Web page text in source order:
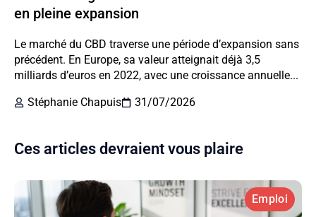
en pleine expansion
Le marché du CBD traverse une période d’expansion sans
précédent. En Europe, sa valeur atteignait déjà 3,5
milliards d’euros en 2022, avec une croissance annuelle...
Stéphanie Chapuis
31/07/2026
Ces articles devraient vous plaire
Emploi